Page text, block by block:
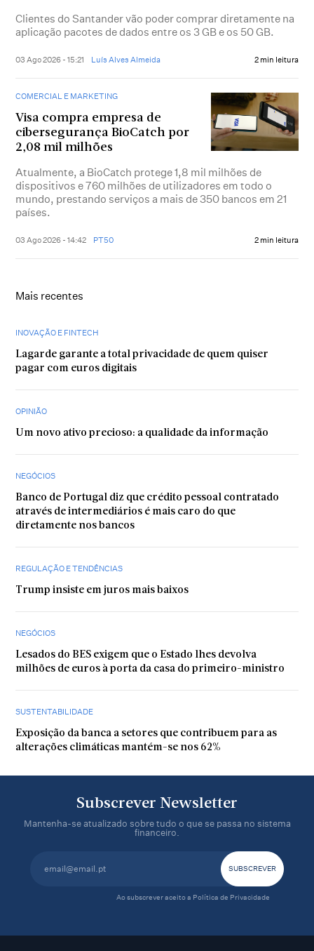
Clientes do Santander vão poder comprar diretamente na
aplicação pacotes de dados entre os 3 GB e os 50 GB.
03 Ago 2026 - 15:21 Luís Alves Almeida 2 min leitura
COMERCIAL E MARKETING
Visa compra empresa de
cibersegurança BioCatch por
2,08 mil milhões
Atualmente, a BioCatch protege 1,8 mil milhões de
dispositivos e 760 milhões de utilizadores em todo o
mundo, prestando serviços a mais de 350 bancos em 21
países.
03 Ago 2026 - 14:42 PT50 2 min leitura
Mais recentes
INOVAÇÃO E FINTECH
Lagarde garante a total privacidade de quem quiser
pagar com euros digitais
OPINIÃO
Um novo ativo precioso: a qualidade da informação
NEGÓCIOS
Banco de Portugal diz que crédito pessoal contratado
através de intermediários é mais caro do que
diretamente nos bancos
REGULAÇÃO E TENDÊNCIAS
Trump insiste em juros mais baixos
NEGÓCIOS
Lesados do BES exigem que o Estado lhes devolva
milhões de euros à porta da casa do primeiro-ministro
SUSTENTABILIDADE
Exposição da banca a setores que contribuem para as
alterações climáticas mantém-se nos 62%
Subscrever Newsletter
Mantenha-se atualizado sobre tudo o que se passa no sistema
financeiro.
Ao subscrever aceito a Política de Privacidade